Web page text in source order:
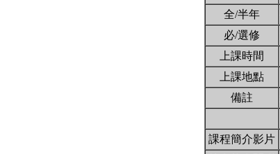
全/半年
必/選修
上課時間
上課地點
備註
課程簡介影片